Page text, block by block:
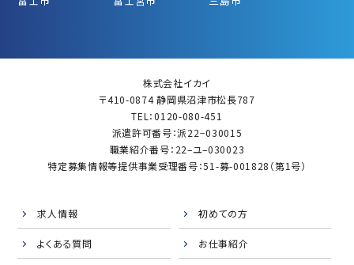
株式会社イカイ
〒410-0874 静岡県沼津市松長787
TEL：0120-080-451
派遣許可番号：派22−030015
職業紹介番号：22–ユ–030023
特定募集情報等提供事業受理番号：51-募-001828（第1号）
求人情報 初めての方
よくある質問 お仕事紹介